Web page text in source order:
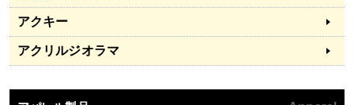
アクキー
アクリルジオラマ